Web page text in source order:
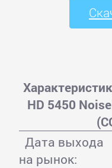
HD 5450
Дата выхода
на рынок: